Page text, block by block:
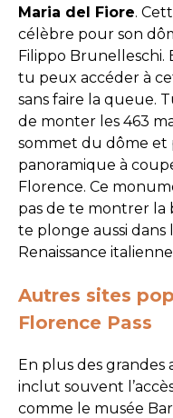
Maria del Fiore.
célèbre pour son
Filippo Brunelleschi.
tu peux accéder à
sans faire la queue.
de monter les 463
sommet du dôme et
panoramique à
Florence. Ce
pas de te montrer la
te plonge aussi dans
Renaissance
Autres sites
Florence Pass
En plus des grandes
inclut souvent
comme le musée